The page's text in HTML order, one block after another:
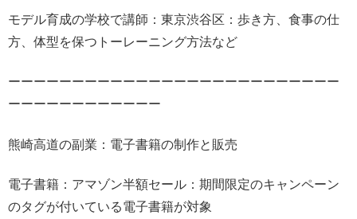
モデル育成の学校で講師：東京渋谷区：歩き方、食事の仕
方、体型を保つトーレーニング方法など
ーーーーーーーーーーーーーーーーーーーーーーーーーー
ーーーーーーーーーーーー
熊崎高道の副業：電子書籍の制作と販売
電子書籍：アマゾン半額セール：期間限定のキャンペーン
のタグが付いている電子書籍が対象